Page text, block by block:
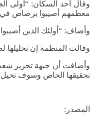
معظمهم أصيبوا برصاص
وأضاف: “أولئك الذين
وقالت المنظمة إن تحليلها
وأضافت أن جبهة تحرير
تحقيقها الخاص وسوف تحيل
المصدر: